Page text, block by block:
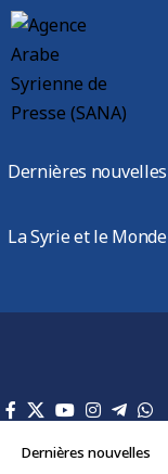
Dernières nouvelles
La Syrie et le Monde
Dernières nouvelles